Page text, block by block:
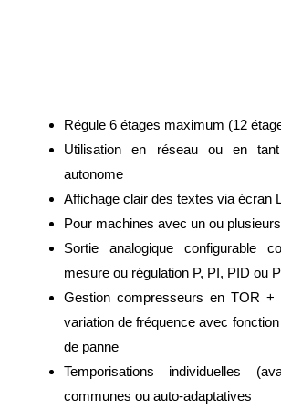
Régule 6 étages maximum (12
Utilisation en réseau ou en
autonome
Affichage clair des textes via écran
Pour machines avec un ou
Sortie analogique configurable
mesure ou régulation P, PI, PID ou
Gestion compresseurs en TOR +
variation de fréquence avec
de panne
Temporisations individuelles
communes ou auto-adaptatives